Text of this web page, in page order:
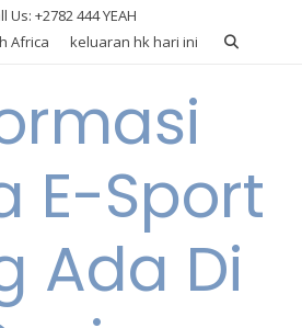
Us: +2782 444 YEAH
Africa
keluaran hk hari ini
E-Sport
Ada Di